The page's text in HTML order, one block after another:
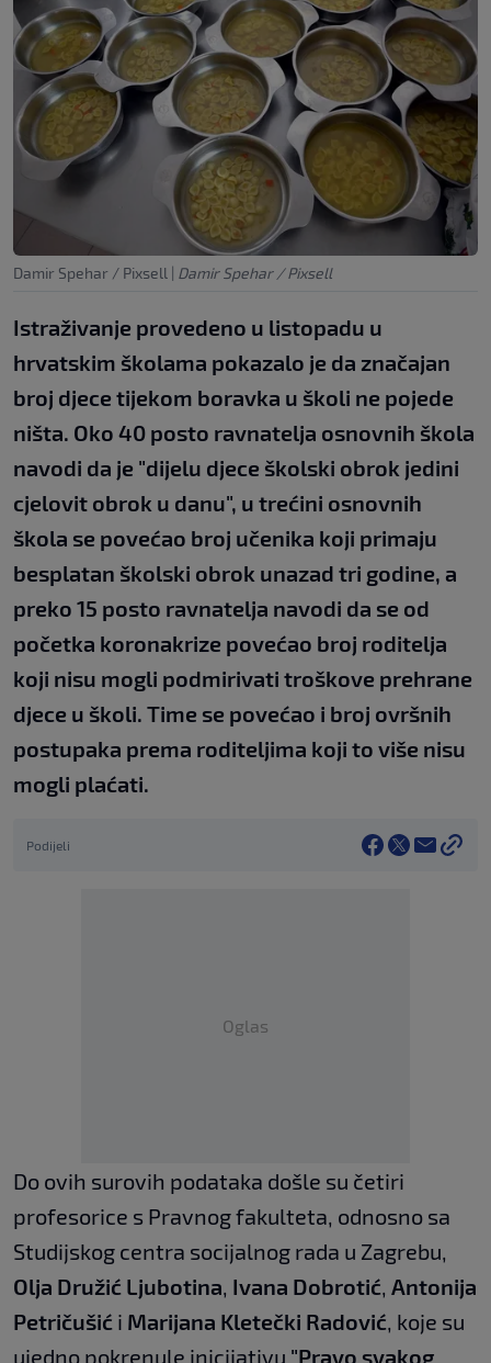
Damir Spehar / Pixsell | Damir Spehar / Pixsell
Istraživanje provedeno u listopadu u
hrvatskim školama pokazalo je da značajan
broj djece tijekom boravka u školi ne pojede
ništa. Oko 40 posto ravnatelja osnovnih škola
navodi da je "dijelu djece školski obrok jedini
cjelovit obrok u danu", u trećini osnovnih
škola se povećao broj učenika koji primaju
besplatan školski obrok unazad tri godine, a
preko 15 posto ravnatelja navodi da se od
početka koronakrize povećao broj roditelja
koji nisu mogli podmirivati troškove prehrane
djece u školi. Time se povećao i broj ovršnih
postupaka prema roditeljima koji to više nisu
mogli plaćati.
Podijeli
Oglas
Do ovih surovih podataka došle su četiri
profesorice s Pravnog fakulteta, odnosno sa
Studijskog centra socijalnog rada u Zagrebu,
Olja Družić Ljubotina, Ivana Dobrotić, Antonija
Petričušić i Marijana Kletečki Radović, koje su
ujedno pokrenule inicijativu "Pravo svakog